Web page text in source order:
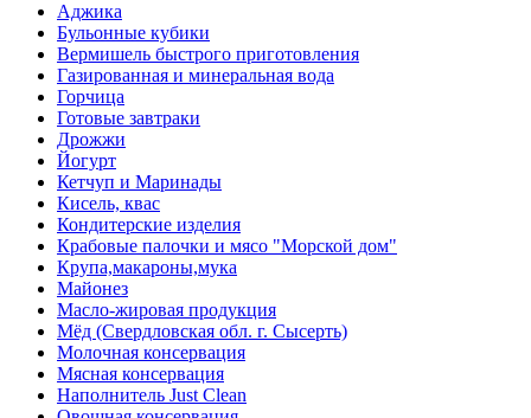
Аджика
Бульонные кубики
Вермишель быстрого приготовления
Газированная и минеральная вода
Горчица
Готовые завтраки
Дрожжи
Йогурт
Кетчуп и Маринады
Кисель, квас
Кондитерские изделия
Крабовые палочки и мясо "Морской дом"
Крупа,макароны,мука
Майонез
Масло-жировая продукция
Мёд (Свердловская обл. г. Сысерть)
Молочная консервация
Мясная консервация
Наполнитель Just Clean